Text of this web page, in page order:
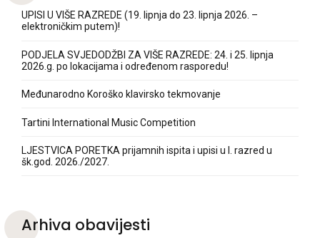
UPISI U VIŠE RAZREDE (19. lipnja do 23. lipnja 2026. –
elektroničkim putem)!
PODJELA SVJEDODŽBI ZA VIŠE RAZREDE: 24. i 25. lipnja
2026.g. po lokacijama i određenom rasporedu!
Međunarodno Koroško klavirsko tekmovanje
Tartini International Music Competition
LJESTVICA PORETKA prijamnih ispita i upisi u I. razred u
šk.god. 2026./2027.
Arhiva obavijesti